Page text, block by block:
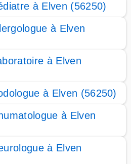
à Elven (56250)
à Elven
à Elven
à Elven (56250)
à Elven
à Elven